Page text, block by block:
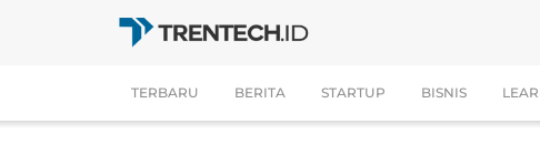
TERBARU BERITA STARTUP BISNIS